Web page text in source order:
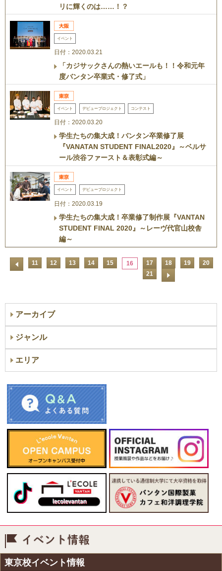
リに輝くのは……！？
イベント
日付：2020.03.21
「カジサックさんの熱いエールも！！令和元年
度バンタン卒業式・修了式」
イベント デビュープロジェクト コンテスト
日付：2020.03.20
学生たちの集大成！バンタン卒業修了展
『VANATAN STUDENT FINAL2020』～ベルサ
ール渋谷ファースト＆表彰式編～
イベント デビュープロジェクト
日付：2020.03.19
学生たちの集大成！卒業修了制作展『VANTAN
STUDENT FINAL 2020』～レーヴ代官山校舎
編～
11 12 13 14 15 16 17 18 19
20
21
アーカイブ
ジャンル
エリア
東京校イベント情報